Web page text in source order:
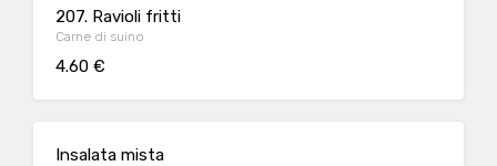
207. Ravioli fritti
Carne di suino
4.60 €
Insalata mista